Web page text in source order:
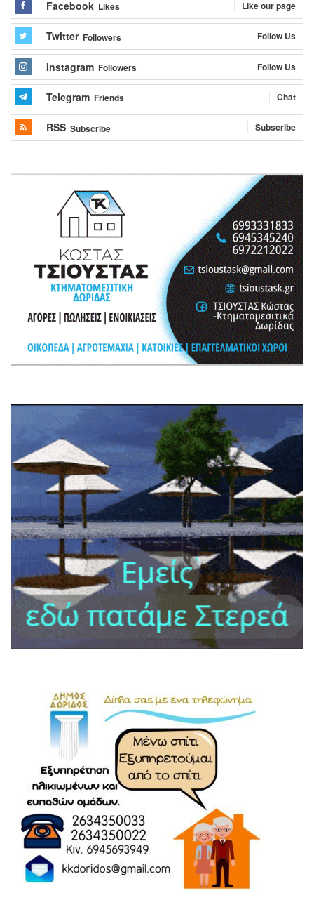
Facebook Likes Like our page
Twitter Followers Follow Us
Instagram Followers Follow Us
Telegram Friends Chat
RSS Subscribe Subscribe